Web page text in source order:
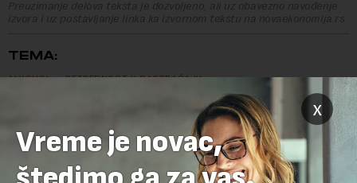
Preuzimanje delova teksta je dozvoljeno, ali uz obavezno navođenje
izvora i uz postavljanje linka ka izvornom tekstu na novaekonomija.rs
TEMA:
ALKOHOL BEZBEDNOST U SAOBRAĆAJU
x
Vreme je novac,